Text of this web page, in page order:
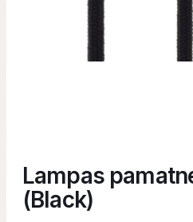
Lampas
(Black)